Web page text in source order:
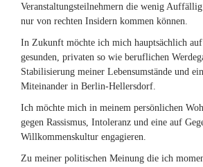
Veranstaltungsteilnehmern die wenig
nur von rechten Insidern kommen können.
In Zukunft möchte ich mich hauptsächlich
gesunden, privaten so wie beruflichen
Stabilisierung meiner Lebensumstände und
Miteinander in Berlin-Hellersdorf.
Ich möchte mich in meinem persönlichen
gegen Rassismus, Intoleranz und eine auf
Willkommenskultur engagieren.
Zu meiner politischen Meinung die ich